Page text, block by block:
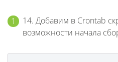
14. Добавим в Crontab
возможности начала